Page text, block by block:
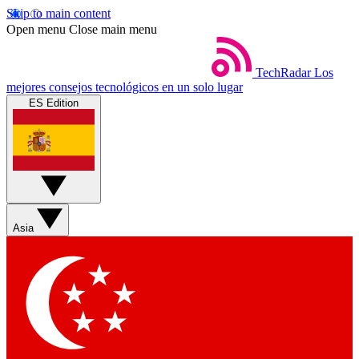
Skip to main content
Open menu Close main menu
TechRadar Los
mejores consejos tecnológicos en un solo lugar
ES Edition
Asia